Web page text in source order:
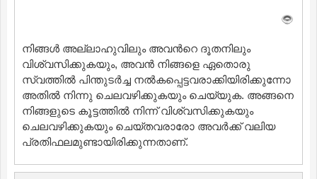
നിങ്ങള്‍ അല്ലാഹുവിലും അവന്‍റെ ദൂതനിലും
വിശ്വസിക്കുകയും, അവന്‍ നിങ്ങളെ ഏതൊരു
സ്വത്തില്‍ പിന്തുടര്‍ച്ച നല്‍കപ്പെട്ടവരാക്കിയിരിക്കുന്നോ
അതില്‍ നിന്നു ചെലവഴിക്കുകയും ചെയ്യുക. അങ്ങനെ
നിങ്ങളുടെ കൂട്ടത്തില്‍ നിന്ന് വിശ്വസിക്കുകയും
ചെലവഴിക്കുകയും ചെയ്തവരാരോ അവര്‍ക്ക് വലിയ
പ്രതിഫലമുണ്ടായിരിക്കുന്നതാണ്‌.